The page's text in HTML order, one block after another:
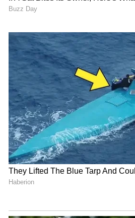
జరగదు. అయితే కొన్ని విషయాలను
కార్భోహైడ్రేట్లు, కేలరీలు సమృద్ధిగా
అదేవిధంగా క్రమం తప్పకుండా ఎక్కువ
పెరిగే ఛాన్స్ ఉందని నిపుణులు
5